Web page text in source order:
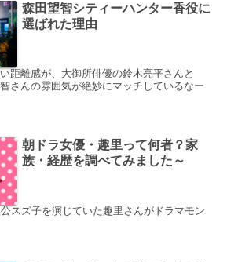
森田望智シティーハンター香役に
選ばれた理由
距離感が、大御所俳優の鈴木亮平さんと
さんの雰囲気が絶妙にマッチしているなー
朝ドラ女優・趣里って何者？家
族・経歴を調べてみました～
スズ子を演じていた趣里さんがドラマモン